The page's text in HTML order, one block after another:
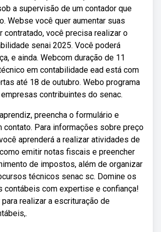
a supervisão de um contador que
Webse você quer aumentar suas
contratado, você precisa realizar o
senai 2025. Você poderá
e ainda. Webcom duração de 11
em contabilidade ead está com
até 18 de outubro. Webo programa
contribuintes do senac.
preencha o formulário e
contato. Para informações sobre preço
aprenderá a realizar atividades de
emitir notas fiscais e preencher
de impostos, além de organizar
técnicos senac sc. Domine os
contábeis com expertise e confiança!
realizar a escrituração de